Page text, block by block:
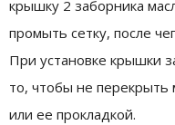
крышку 2 заборника
промыть сетку, после
При установке крышки
то, чтобы не перекрыть
или ее прокладкой.